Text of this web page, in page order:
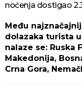
noćenja dostigao
Među
dolazaka turista
nalaze se: Ruska
Makedonija,
Crna Gora,